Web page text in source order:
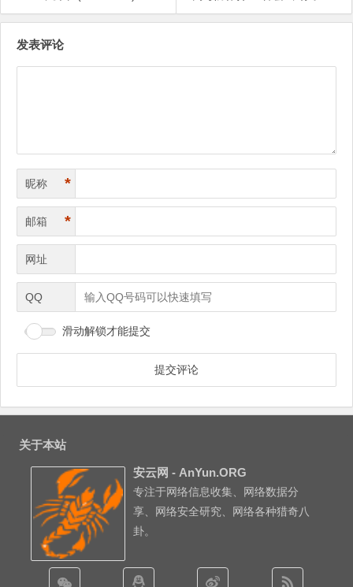
发表评论
昵称 *
邮箱 *
网址
QQ
滑动解锁才能提交
关于本站
安云网 - AnYun.ORG
专注于网络信息收集、网络数据分
享、网络安全研究、网络各种猎奇八
卦。